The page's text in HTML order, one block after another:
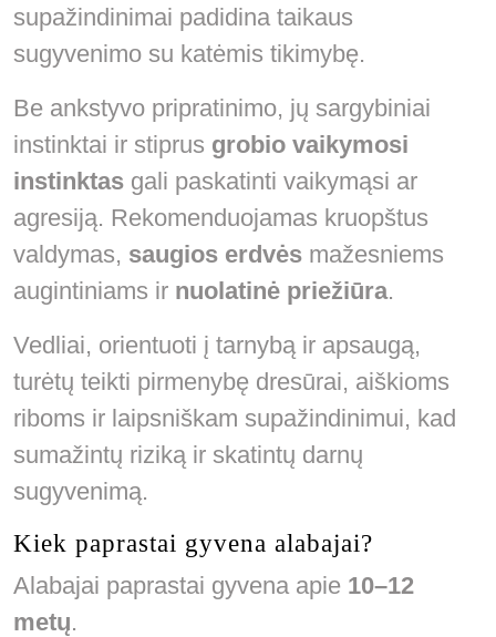
supažindinimai padidina taikaus
sugyvenimo su katėmis tikimybę.
Be ankstyvo pripratinimo, jų sargybiniai
instinktai ir stiprus grobio vaikymosi
instinktas gali paskatinti vaikymąsi ar
agresiją. Rekomenduojamas kruopštus
valdymas, saugios erdvės mažesniems
augintiniams ir nuolatinė priežiūra.
Vedliai, orientuoti į tarnybą ir apsaugą,
turėtų teikti pirmenybę dresūrai, aiškioms
riboms ir laipsniškam supažindinimui, kad
sumažintų riziką ir skatintų darnų
sugyvenimą.
Kiek paprastai gyvena alabajai?
Alabajai paprastai gyvena apie 10–12
metų.